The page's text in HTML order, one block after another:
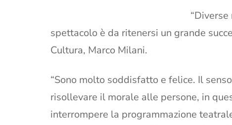
spettacolo è da ritenersi un grande
Cultura, Marco Milani.
“Sono molto soddisfatto e felice. Il
risollevare il morale alle persone, in
interrompere la programmazione